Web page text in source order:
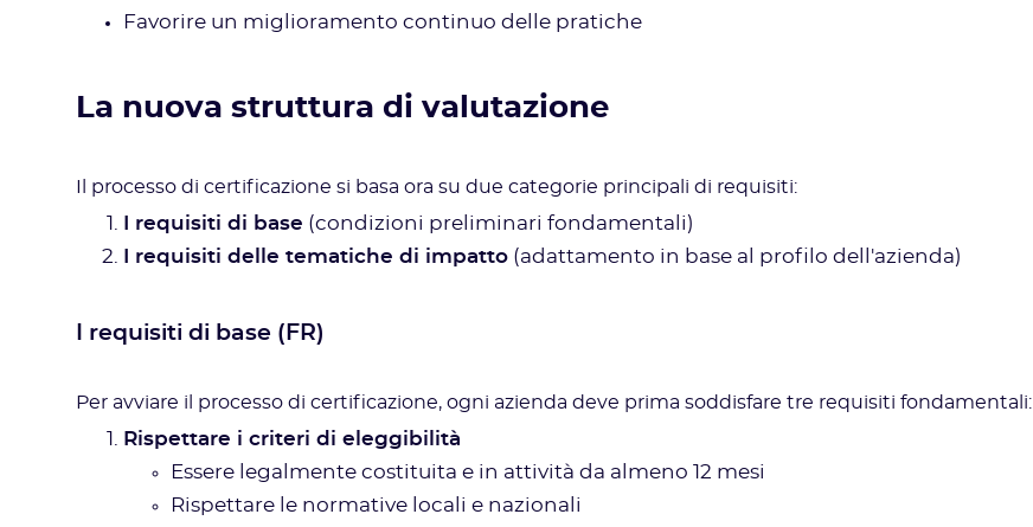
Favorire un miglioramento continuo delle pratiche
La nuova struttura di valutazione
Il processo di certificazione si basa ora su due categorie principali di requisiti:
I requisiti di base (condizioni preliminari fondamentali)
I requisiti delle tematiche di impatto (adattamento in base al profilo dell'azienda)
I requisiti di base (FR)
Per avviare il processo di certificazione, ogni azienda deve prima soddisfare tre requisiti fondamentali:
Rispettare i criteri di eleggibilità
Essere legalmente costituita e in attività da almeno 12 mesi
Rispettare le normative locali e nazionali